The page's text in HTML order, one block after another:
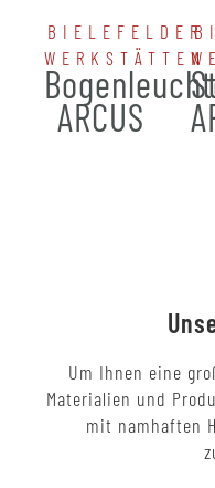
BIELEFELDER
WERKSTÄTTEN
ARCUS
Um Ihnen eine
Materialien und
mit namhaften